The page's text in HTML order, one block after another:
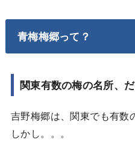
青梅梅郷って？
関東有数の梅の名所、
吉野梅郷は、関東でも有数
しかし。。。